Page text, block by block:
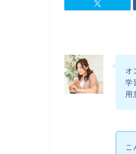
オ
学
用
こ